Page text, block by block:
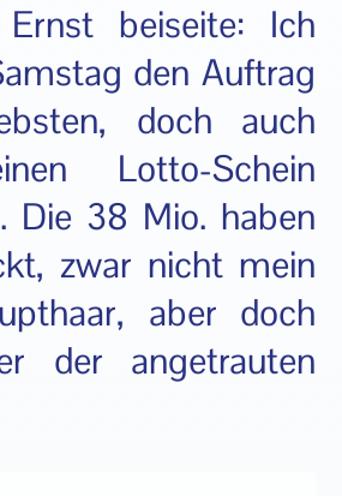
beiseite: Ich
den Auftrag
doch auch
Lotto-Schein
Die 38 Mio. haben
zwar nicht mein
aber doch
der angetrauten